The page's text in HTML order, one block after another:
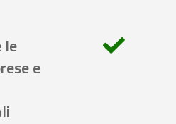
le
e